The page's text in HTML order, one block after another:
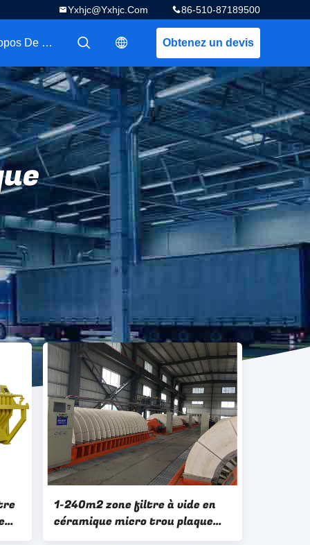
86-510-87189500
Yxhjc@yxhjc.com
Obtenez un devis
描述
描述
A Propos De Nous
1-240m2 zone filtre à vide en
céramique micro trou plaque
filtrante boue système minier